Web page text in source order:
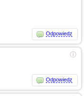
Odpowiedz
ⓘ
Odpowiedz